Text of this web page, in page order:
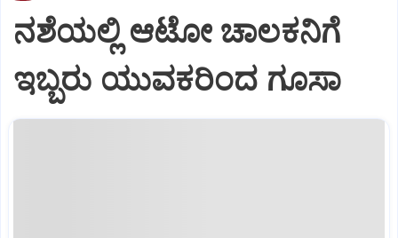
ನಶೆಯಲ್ಲಿ ಆಟೋ ಚಾಲಕನಿಗೆ
ಇಬ್ಬರು ಯುವಕರಿಂದ ಗೂಸಾ